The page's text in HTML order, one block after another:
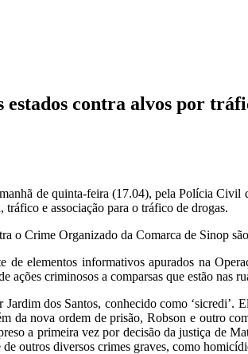
contra alvos por
de quinta-feira (17.04), pela Polícia
e associação para o tráfico de drogas.
o Crime Organizado da Comarca de Sinop
de elementos informativos apurados na
ações criminosos a comparsas que estão nas
dos Santos, conhecido como
da nova ordem de prisão, Robson e outro
a primeira vez por decisão da justiça de
outros diversos crimes graves, como